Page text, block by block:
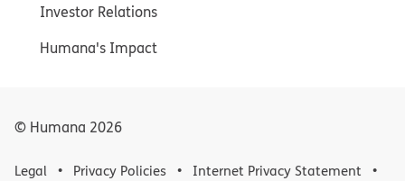
Investor Relations
Humana's Impact
© Humana 2026
Legal Privacy Policies
Internet Privacy Statement